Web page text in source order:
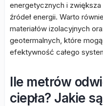
energetycznych i
źródeł energii. Warto
materiałów izolacyjnych
geotermalnych, które
efektywność całego
Ile metrów
ciepła? Jakie